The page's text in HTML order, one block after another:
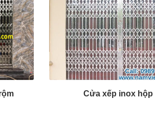
Cửa xếp U Đúc